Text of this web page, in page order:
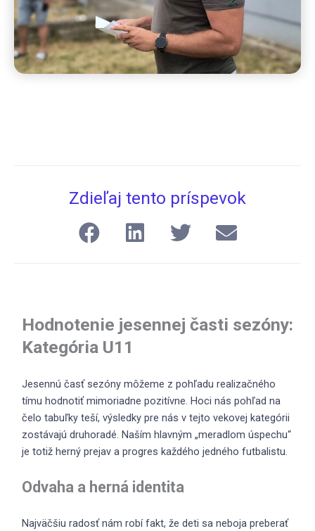
Zdieľaj tento príspevok
Hodnotenie jesennej časti sezóny:
Kategória U11
Jesennú časť sezóny môžeme z pohľadu realizačného
tímu hodnotiť mimoriadne pozitívne. Hoci nás pohľad na
čelo tabuľky teší, výsledky pre nás v tejto vekovej kategórii
zostávajú druhoradé. Naším hlavným „meradlom úspechu“
je totiž herný prejav a progres každého jedného futbalistu.
Odvaha a herná identita
Najväčšiu radosť nám robí fakt, že deti sa neboja preberať